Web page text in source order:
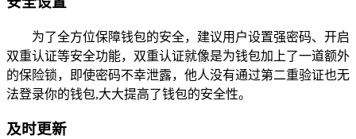
为了全方位保障钱包的安全，建议用户设置强密码、开启
双重认证等安全功能，双重认证就像是为钱包加上了一道额外
的保险锁，即使密码不幸泄露，他人没有通过第二重验证也无
法登录你的钱包,大大提高了钱包的安全性。
及时更新